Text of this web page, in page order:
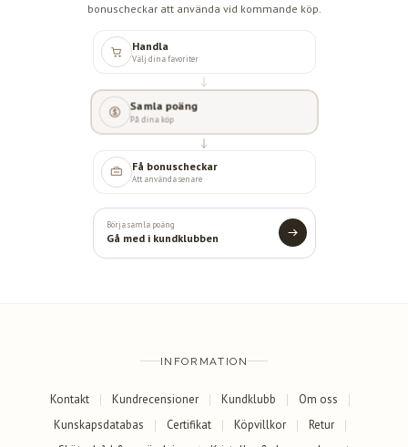
bonuscheckar att använda vid kommande köp.
Handla
Välj dina favoriter
Samla poäng
På dina köp
Få bonuscheckar
Att använda senare
Börja samla poäng
Gå med i kundklubben
INFORMATION
Kontakt Kundrecensioner Kundklubb
Om oss
Kunskapsdatabas
Certifikat Köpvillkor
Retur